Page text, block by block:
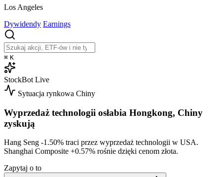
Los Angeles
Dywidendy Earnings
⌘ K
StockBot Live
Sytuacja rynkowa Chiny
Wyprzedaż technologii osłabia Hongkong, Chiny
zyskują
Hang Seng -1.50% traci przez wyprzedaż technologii w USA.
Shanghai Composite +0.57% rośnie dzięki cenom złota.
Zapytaj o to